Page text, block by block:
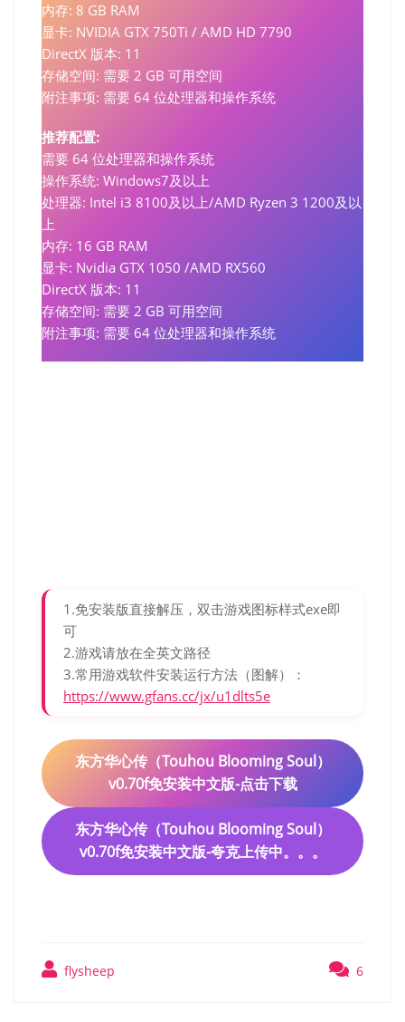
内存: 8 GB RAM
显卡: NVIDIA GTX 750Ti / AMD HD 7790
DirectX 版本: 11
存储空间: 需要 2 GB 可用空间
附注事项: 需要 64 位处理器和操作系统
推荐配置:
需要 64 位处理器和操作系统
操作系统: Windows7及以上
处理器: Intel i3 8100及以上/AMD Ryzen 3 1200及以
上
内存: 16 GB RAM
显卡: Nvidia GTX 1050 /AMD RX560
DirectX 版本: 11
存储空间: 需要 2 GB 可用空间
附注事项: 需要 64 位处理器和操作系统
1.免安装版直接解压，双击游戏图标样式exe即
可
2.游戏请放在全英文路径
3.常用游戏软件安装运行方法（图解）：
https://www.gfans.cc/jx/u1dlts5e
东方华心传（Touhou Blooming Soul）
v0.70f免安装中文版-点击下载
东方华心传（Touhou Blooming Soul）
v0.70f免安装中文版-夸克上传中。。。
flysheep 6